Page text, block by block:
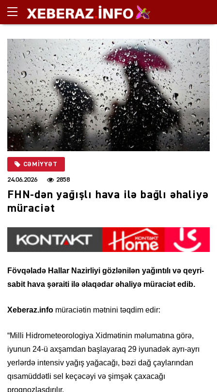
CƏMIYYƏT
24.06.2026 2858
FHN-dən yağışlı hava ilə bağlı əhaliyə
müraciət
Fövqəladə Hallar Nazirliyi gözlənilən yağıntılı və qeyri-
sabit hava şəraiti ilə əlaqədar əhaliyə müraciət edib.
Xeberaz.info müraciətin mətnini təqdim edir:
“Milli Hidrometeorologiya Xidmətinin məlumatına görə,
iyunun 24-ü axşamdan başlayaraq 29 iyunadək ayrı-ayrı
yerlərdə intensiv yağış yağacağı, bəzi dağ çaylarından
qısamüddətli sel keçəcəyi və şimşək çaxacağı
proqnozlaşdırılır.